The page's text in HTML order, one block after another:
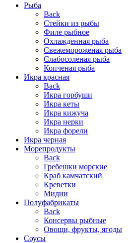
Рыба
Back
Стейки из рыбы
Филе рыбное
Охлажденная рыба
Свежемороженая рыба
Слабосоленая рыба
Копченая рыба
Икра красная
Back
Икра горбуши
Икра кеты
Икра кижуча
Икра нерки
Икра форели
Икра черная
Морепродукты
Back
Гребешки морские
Краб камчатский
Креветки
Мидии
Полуфабрикаты
Back
Консервы рыбные
Овощи, фрукты, ягоды
Соусы